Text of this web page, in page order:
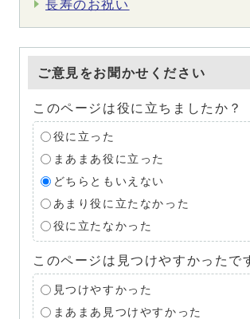
長寿のお祝い
ご意見をお聞かせください
このページは役に立ちましたか？
役に立った
まあまあ役に立った
どちらともいえない
あまり役に立たなかった
役に立たなかった
このページは見つけやすかったで
見つけやすかった
まあまあ見つけやすかった